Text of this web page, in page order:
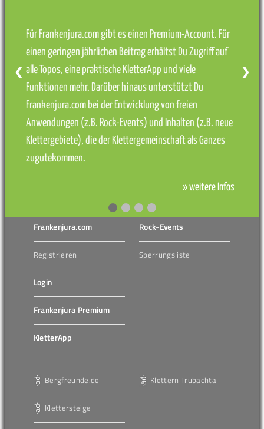
Für Frankenjura.com gibt es einen Premium-Account. Für
einen geringen jährlichen Beitrag erhältst Du Zugriff auf
alle Topos, eine praktische KletterApp und viele
Funktionen mehr. Darüber hinaus unterstützt Du
Frankenjura.com bei der Entwicklung von freien
Anwendungen (z.B. Rock-Events) und Inhalten (z.B. neue
Klettergebiete), die der Klettergemeinschaft als Ganzes
zugutekommen.
» weitere Infos
❮ ❯
Frankenjura.com
Registrieren
Login
Frankenjura Premium
KletterApp
Rock-Events
Sperrungsliste
Bergfreunde.de
Klettersteige
Klettern Trubachtal